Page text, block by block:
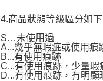
4.商品狀態等級區分如下
S…未使用過
A...幾乎無瑕疵或使用痕
B...有使用痕跡
C...有使用痕跡，少量瑕
D...有使用痕跡，有明顯